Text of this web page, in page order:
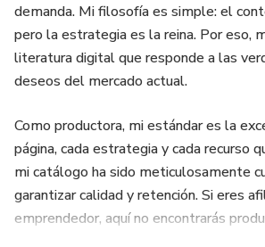
demanda. Mi filosofía es simple: el
pero la estrategia es la reina. Por eso,
literatura digital que responde a las
deseos del mercado actual.
Como productora, mi estándar es la
página, cada estrategia y cada recurso
mi catálogo ha sido meticulosamente
garantizar calidad y retención. Si eres
emprendedor, aquí no encontrarás